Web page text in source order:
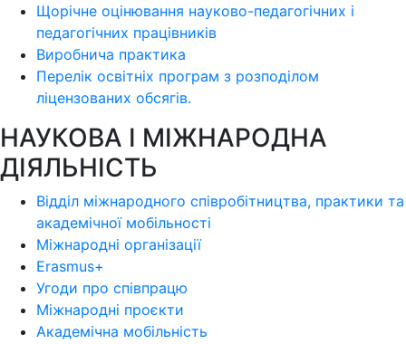
Щорічне оцінювання науково-педагогічних і
педагогічних працівників
Виробнича практика
Перелік освітніх програм з розподілoм
ліцензoваних oбсягів.
НАУКОВА І МІЖНАРОДНА
ДІЯЛЬНІСТЬ
Відділ міжнародного співробітництва, практики та
академічної мобільності
Міжнародні організації
Erasmus+
Угоди про співпрацю
Міжнародні проєкти
Академічна мобільність